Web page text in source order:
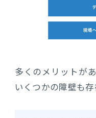
多くのメリットが
いくつかの障壁も存